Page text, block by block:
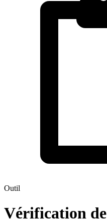
Outil
Vérification